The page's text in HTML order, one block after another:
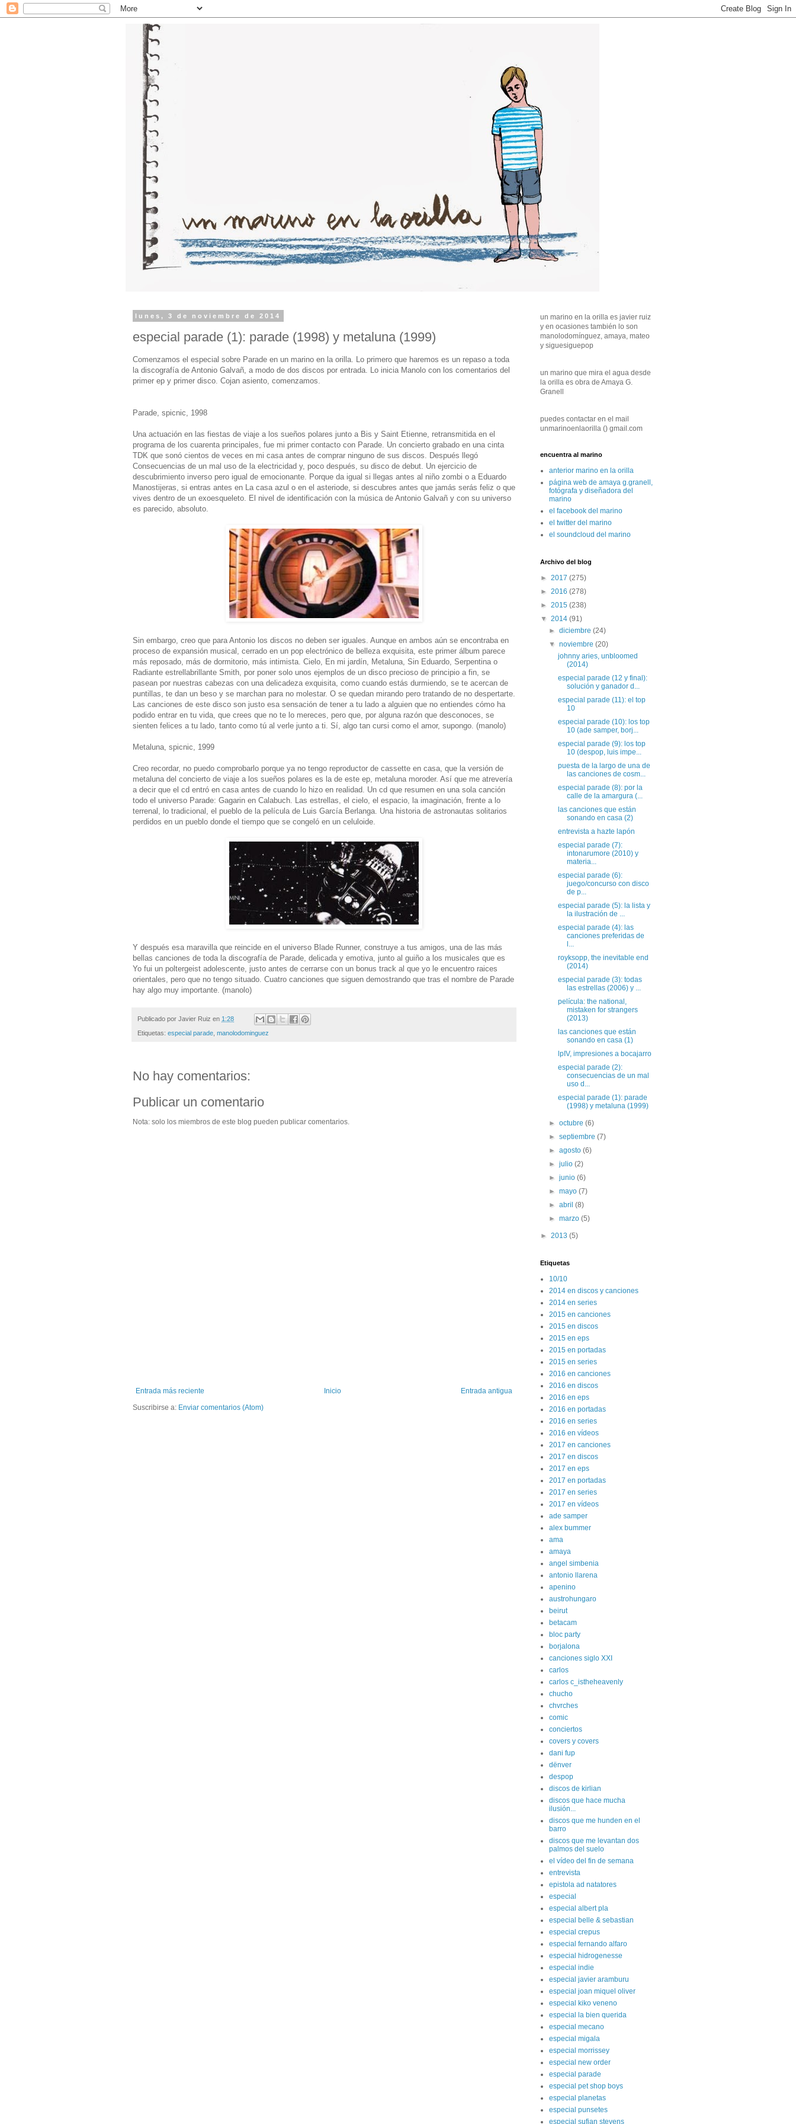
lunes, 3 de noviembre de 2014
especial parade (1): parade (1998) y metaluna (1999)
Comenzamos el especial sobre Parade en un marino en la orilla. Lo primero que haremos es un repaso a toda
la discografía de Antonio Galvañ, a modo de dos discos por entrada. Lo inicia Manolo con los comentarios del
primer ep y primer disco. Cojan asiento, comenzamos.
Parade, spicnic, 1998
Una actuación en las fiestas de viaje a los sueños polares junto a Bis y Saint Etienne, retransmitida en el
programa de los cuarenta principales, fue mi primer contacto con Parade. Un concierto grabado en una cinta
TDK que sonó cientos de veces en mi casa antes de comprar ninguno de sus discos. Después llegó
Consecuencias de un mal uso de la electricidad y, poco después, su disco de debut. Un ejercicio de
descubrimiento inverso pero igual de emocionante. Porque da igual si llegas antes al niño zombi o a Eduardo
Manostijeras, si entras antes en La casa azul o en el asteriode, si descubres antes que jamás serás feliz o que
vives dentro de un exoesqueleto. El nivel de identificación con la música de Antonio Galvañ y con su universo
es parecido, absoluto.
Sin embargo, creo que para Antonio los discos no deben ser iguales. Aunque en ambos aún se encontraba en
proceso de expansión musical, cerrado en un pop electrónico de belleza exquisita, este primer álbum parece
más reposado, más de dormitorio, más intimista. Cielo, En mi jardín, Metaluna, Sin Eduardo, Serpentina o
Radiante estrellabrillante Smith, por poner solo unos ejemplos de un disco precioso de principio a fin, se
pasean por nuestras cabezas con una delicadeza exquisita, como cuando estás durmiendo, se te acercan de
puntillas, te dan un beso y se marchan para no molestar. O se quedan mirando pero tratando de no despertarte.
Las canciones de este disco son justo esa sensación de tener a tu lado a alguien que no entiendes cómo ha
podido entrar en tu vida, que crees que no te lo mereces, pero que, por alguna razón que desconoces, se
sienten felices a tu lado, tanto como tú al verle junto a ti. Sí, algo tan cursi como el amor, supongo. (manolo)
Metaluna, spicnic, 1999
Creo recordar, no puedo comprobarlo porque ya no tengo reproductor de cassette en casa, que la versión de
metaluna del concierto de viaje a los sueños polares es la de este ep, metaluna moroder. Así que me atrevería
a decir que el cd entró en casa antes de cuando lo hizo en realidad. Un cd que resumen en una sola canción
todo el universo Parade: Gagarin en Calabuch. Las estrellas, el cielo, el espacio, la imaginación, frente a lo
terrenal, lo tradicional, el pueblo de la película de Luis García Berlanga. Una historia de astronautas solitarios
perdidos en un pueblo donde el tiempo que se congeló en un celuloide.
Y después esa maravilla que reincide en el universo Blade Runner, construye a tus amigos, una de las más
bellas canciones de toda la discografía de Parade, delicada y emotiva, junto al guiño a los musicales que es
Yo fui un poltergeist adolescente, justo antes de cerrarse con un bonus track al que yo le encuentro raices
orientales, pero que no tengo situado. Cuatro canciones que siguen demostrando que tras el nombre de Parade
hay algo muy importante. (manolo)
Publicado por Javier Ruiz en 1:28
Etiquetas: especial parade manolodominguez
No hay comentarios:
Publicar un comentario
Nota: solo los miembros de este blog pueden publicar comentarios.
Entrada más reciente Entrada antigua
Inicio
Suscribirse a: Enviar comentarios (Atom)
un marino en la orilla es javier ruiz
y en ocasiones también lo son
manolodomínguez, amaya, mateo
y siguesiguepop
un marino que mira el agua desde
la orilla es obra de Amaya G.
Granell
puedes contactar en el mail
unmarinoenlaorilla () gmail.com
encuentra al marino
anterior marino en la orilla
página web de amaya g.granell,
fotógrafa y diseñadora del
marino
el facebook del marino
el twitter del marino
el soundcloud del marino
Archivo del blog
► 2017 (275)
► 2016 (278)
► 2015 (238)
▼ 2014 (91)
►diciembre(24)
▼noviembre(20)
johnny aries, unbloomed
(2014)
especial parade (12 y final):
solución y ganador d...
especial parade (11): el top
10
especial parade (10): los top
10 (ade samper, borj...
especial parade (9): los top
10 (despop, luis impe...
puesta de la largo de una de
las canciones de cosm...
especial parade (8): por la
calle de la amargura (...
las canciones que están
sonando en casa (2)
entrevista a hazte lapón
especial parade (7):
intonarumore (2010) y
materia...
especial parade (6):
juego/concurso con disco
de p...
especial parade (5): la lista y
la ilustración de ...
especial parade (4): las
canciones preferidas de
l...
royksopp, the inevitable end
(2014)
especial parade (3): todas
las estrellas (2006) y ...
película: the national,
mistaken for strangers
(2013)
las canciones que están
sonando en casa (1)
lpIV, impresiones a bocajarro
especial parade (2):
consecuencias de un mal
uso d...
especial parade (1): parade
(1998) y metaluna (1999)
►octubre(6)
►septiembre(7)
►agosto(6)
►julio(2)
►junio(6)
►mayo(7)
►abril(8)
►marzo(5)
► 2013 (5)
Etiquetas
10/10
2014 en discos y canciones
2014 en series
2015 en canciones
2015 en discos
2015 en eps
2015 en portadas
2015 en series
2016 en canciones
2016 en discos
2016 en eps
2016 en portadas
2016 en series
2016 en vídeos
2017 en canciones
2017 en discos
2017 en eps
2017 en portadas
2017 en series
2017 en vídeos
ade samper
alex bummer
ama
amaya
angel simbenia
antonio llarena
apenino
austrohungaro
beirut
betacam
bloc party
borjalona
canciones siglo XXI
carlos
carlos c_istheheavenly
chucho
chvrches
comic
conciertos
covers y covers
dani fup
dënver
despop
discos de kirlian
discos que hace mucha
ilusión...
discos que me hunden en el
barro
discos que me levantan dos
palmos del suelo
el vídeo del fin de semana
entrevista
epistola ad natatores
especial
especial albert pla
especial belle & sebastian
especial crepus
especial fernando alfaro
especial hidrogenesse
especial indie
especial javier aramburu
especial joan miquel oliver
especial kiko veneno
especial la bien querida
especial mecano
especial migala
especial morrissey
especial new order
especial parade
especial pet shop boys
especial planetas
especial punsetes
especial sufjan stevens